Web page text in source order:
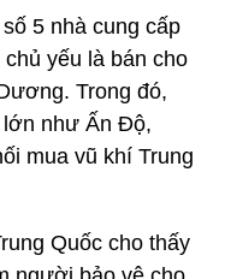
5 nhà cung cấp
yếu là bán cho
Trong đó,
như Ấn Độ,
mua vũ khí Trung
Quốc cho thấy